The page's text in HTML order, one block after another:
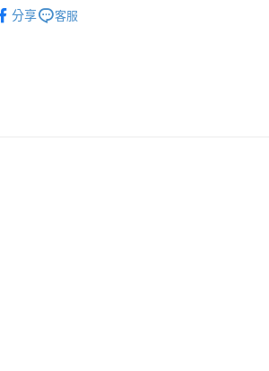
每筆NT$70，滿NT$499(含以上)免運費
分享 客服